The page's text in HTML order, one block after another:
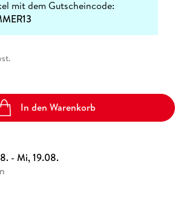
mit dem Gutscheincode:
In den Warenkorb
- Mi, 19.08.